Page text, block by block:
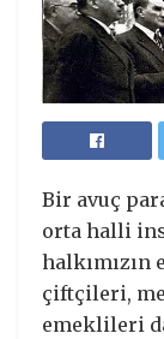
Bir avuç
orta halli
çiftçileri,
emeklileri